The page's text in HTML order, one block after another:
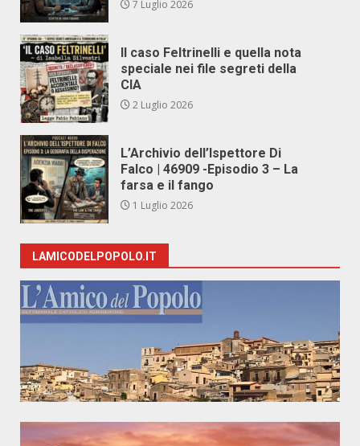
7 Luglio 2026
Il caso Feltrinelli e quella nota
speciale nei file segreti della
CIA
2 Luglio 2026
L’Archivio dell’Ispettore Di
Falco | 46909 -Episodio 3 – La
farsa e il fango
1 Luglio 2026
LAMICODELPOPOLO.IT